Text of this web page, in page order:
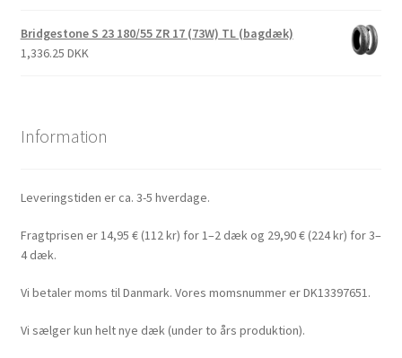
Bridgestone S 23 180/55 ZR 17 (73W) TL (bagdæk)
1,336.25 DKK
Information
Leveringstiden er ca. 3-5 hverdage.
Fragtprisen er 14,95 € (112 kr) for 1–2 dæk og 29,90 € (224 kr) for 3–
4 dæk.
Vi betaler moms til Danmark. Vores momsnummer er DK13397651.
Vi sælger kun helt nye dæk (under to års produktion).